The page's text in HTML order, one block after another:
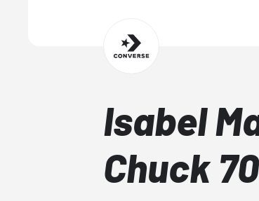
Isabel
Chuck